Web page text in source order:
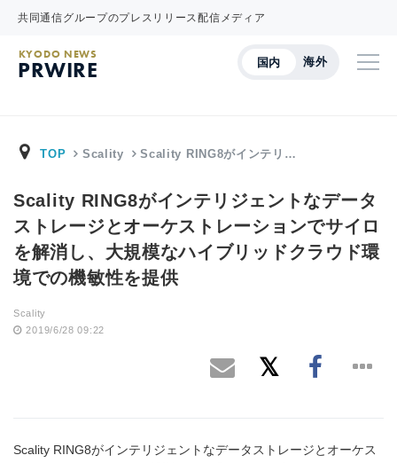
共同通信グループのプレスリリース配信メディア
国内 海外
KYODO NEWS
PRWIRE
TOP Scality Scality RING8がインテリ…
Scality RING8がインテリジェントなデータ
ストレージとオーケストレーションでサイロ
を解消し、大規模なハイブリッドクラウド環
境での機敏性を提供
Scality
2019/6/28 09:22
Scality RING8がインテリジェントなデータストレージとオーケス